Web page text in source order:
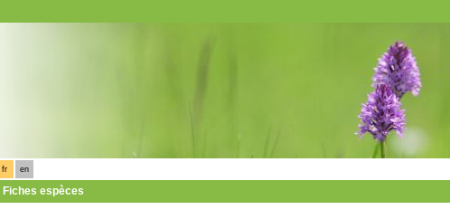
fr en
Fiches espèces